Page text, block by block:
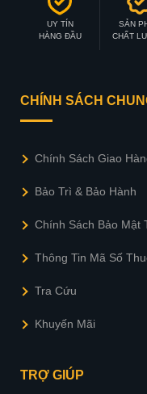
UY TÍN
HÀNG ĐẦU
SẢN
CHẤT
CHÍNH SÁCH
Chính Sách Giao
Bảo Trì & Bảo Hành
Chính Sách Bảo Mật
Thông Tin Mã Số
Tra Cứu
Khuyến Mãi
TRỢ GIÚP